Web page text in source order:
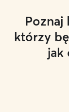
którzy
jak